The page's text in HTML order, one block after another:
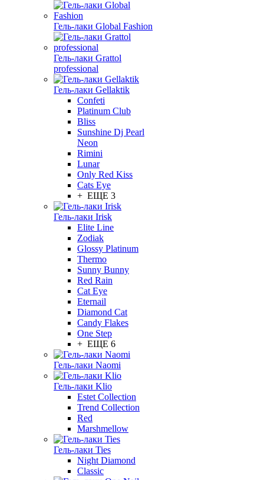
Гель-лаки Global Fashion
Гель-лаки Grattol
professional
Гель-лаки Gellaktik
Confeti
Platinum Club
Bliss
Sunshine Dj Pearl
Neon
Rimini
Lunar
Only Red Kiss
Cats Eye
+ ЕЩЕ 3
Гель-лаки Irisk
Elite Line
Zodiak
Glossy Platinum
Thermo
Sunny Bunny
Red Rain
Cat Eye
Eternail
Diamond Cat
Candy Flakes
One Step
+ ЕЩЕ 6
Гель-лаки Naomi
Гель-лаки Klio
Estet Collection
Trend Collection
Red
Marshmellow
Гель-лаки Ties
Night Diamond
Classic